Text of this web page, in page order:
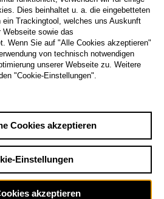
Dies beinhaltet u. a. die eingebetteten
Trackingtool, welches uns Auskunft
Webseite sowie das
Wenn Sie auf "Alle Cookies akzeptieren"
von technisch notwendigen
unserer Webseite zu. Weitere
"Cookie-Einstellungen".
Cookies akzeptieren
Einstellungen
akzeptieren